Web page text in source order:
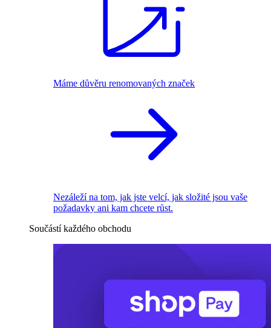
Máme důvěru renomovaných značek
Nezáleží na tom, jak jste velcí, jak složité jsou vaše
požadavky ani kam chcete růst.
Součástí každého obchodu